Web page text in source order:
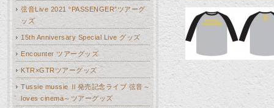
弦音Live 2021 “PASSENGER”ツアーグ
ッズ
15th Anniversary Special Live グッズ
Encounter ツアーグッズ
KTR×GTRツアーグッズ
Tussie mussie Ⅱ発売記念ライブ 弦音～
loves cinema～ツアーグッズ